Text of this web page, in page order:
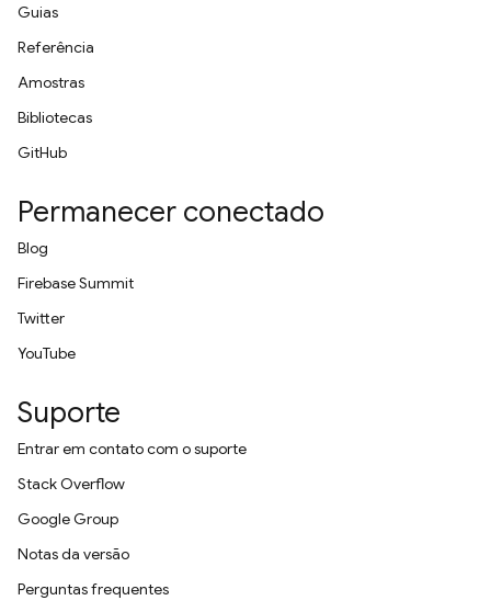
Guias
Referência
Amostras
Bibliotecas
GitHub
Permanecer conectado
Blog
Firebase Summit
Twitter
YouTube
Suporte
Entrar em contato com o suporte
Stack Overflow
Google Group
Notas da versão
Perguntas frequentes